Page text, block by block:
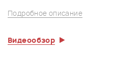
Подробное описание
Видеообзор